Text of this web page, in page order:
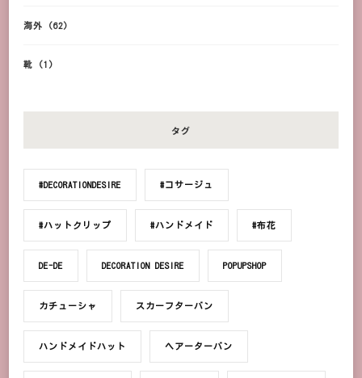
海外 (62)
靴 (1)
タグ
#DECORATIONDESIRE #コサージュ
#ハットクリップ #ハンドメイド #布花
DE-DE DECORATION DESIRE POPUPSHOP
カチューシャ スカーフターバン
ハンドメイドハット ヘアーターバン